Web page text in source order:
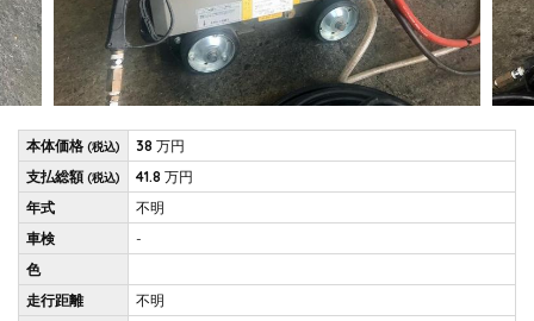
本体価格 (税込) 38 万円
支払総額 (税込) 41.8 万円
年式
不明
車検
-
色
走行距離
不明